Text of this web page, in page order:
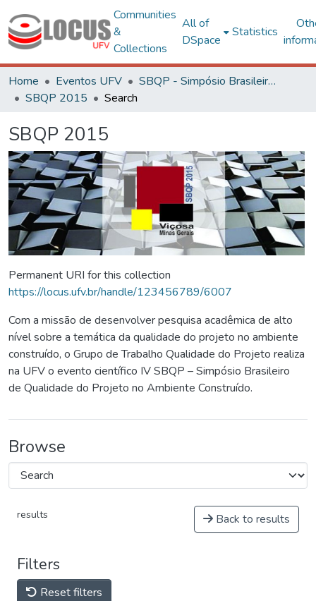
Communities
&
Collections
All of
DSpace
Statistics
Home Eventos UFV
SBQP - Simpósio Brasileiro de Qualidade do Projeto no Ambiente Construído
SBQP 2015
Search
SBQP 2015
Permanent URI for this collection
https://locus.ufv.br/handle/123456789/6007
Com a missão de desenvolver pesquisa acadêmica de alto
nível sobre a temática da qualidade do projeto no ambiente
construído, o Grupo de Trabalho Qualidade do Projeto realiza
na UFV o evento científico IV SBQP – Simpósio Brasileiro
de Qualidade do Projeto no Ambiente Construído.
Browse
results Back to results
Filters
Reset filters